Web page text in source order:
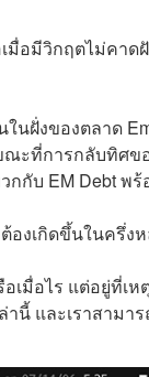
มีวิกฤตไม่คาด
ฝั่งของตลาด
ะที่การกลับทิศ
กกับ EM Debt พ
องเกิดขึ้นในครึ่
เมื่อไร แต่อยู่ที่เ
นี้ และเราสามา